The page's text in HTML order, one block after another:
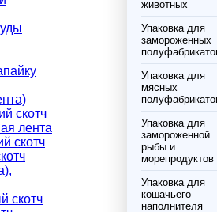
скотч
лента
скотч
скотч
животных
Упаковка для
замороженных
Упаковка для
мясных
Упаковка для
замороженной
рыбы и
морепродуктов
Упаковка для
кошачьего
наполнителя